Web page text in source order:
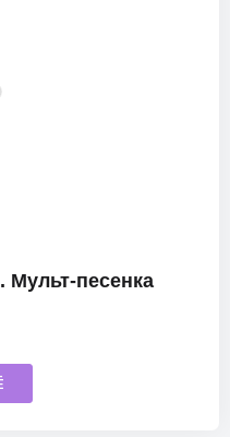
песенка